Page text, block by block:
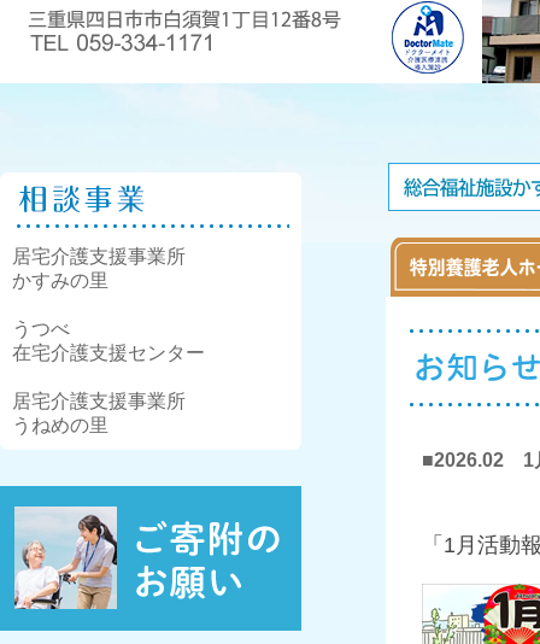
居宅介護支援事業所
かすみの里
うつべ
在宅介護支援センター
居宅介護支援事業所
うねめの里
■2026.02 1
「1月活動